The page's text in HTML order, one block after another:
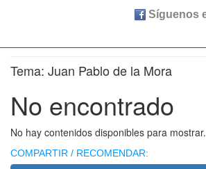
Tema: Juan Pablo de la Mora
No encontrado
No hay contenidos disponibles para mostrar.
COMPARTIR / RECOMENDAR: